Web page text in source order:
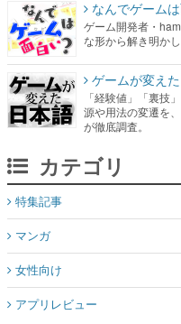
ゲームが変え
「経験値」「裏技
源や用法の変遷を
カテゴリ
マンガ
女性向け
アプリレビュー
その他
電ファミニコゲーマーとは？